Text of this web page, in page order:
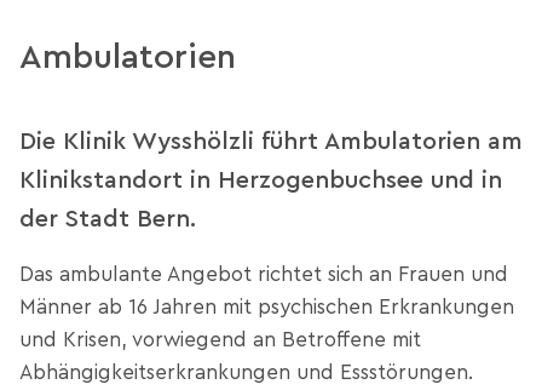
Ambulatorien
Die Klinik Wysshölzli führt Ambulatorien am
Klinikstandort in Herzogenbuchsee und in
der Stadt Bern.
Das ambulante Angebot richtet sich an Frauen und
Männer ab 16 Jahren mit psychischen Erkrankungen
und Krisen, vorwiegend an Betroffene mit
Abhängigkeitserkrankungen und Essstörungen.